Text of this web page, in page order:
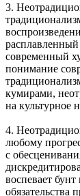
3.
расплавленный
современный
понимание
кумирами,
на культурное
4.
любому
с
воспевает
обязательства